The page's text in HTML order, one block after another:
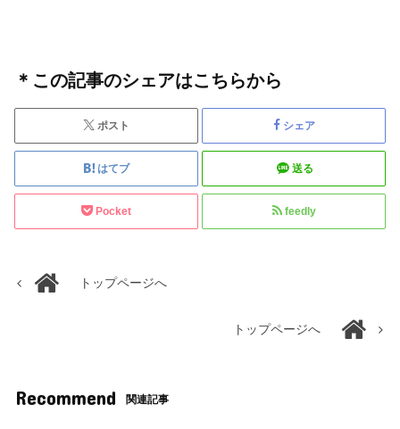
＊この記事のシェアはこちらから
ポスト シェア
はてブ 送る
Pocket feedly
トップページへ
トップページへ
Recommend 関連記事